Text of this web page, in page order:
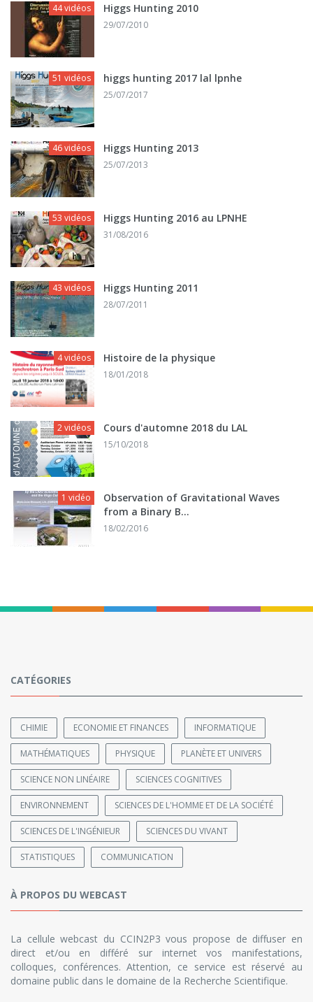
44 vidéos Higgs Hunting 2010
29/07/2010
51 vidéos higgs hunting 2017 lal lpnhe
25/07/2017
46 vidéos Higgs Hunting 2013
25/07/2013
53 vidéos Higgs Hunting 2016 au LPNHE
31/08/2016
43 vidéos Higgs Hunting 2011
28/07/2011
4 vidéos Histoire de la physique
18/01/2018
2 vidéos Cours d'automne 2018 du LAL
15/10/2018
1 vidéo
Observation of Gravitational Waves
from a Binary B...
18/02/2016
CATÉGORIES
CHIMIE ECONOMIE ET FINANCES INFORMATIQUE
MATHÉMATIQUES PHYSIQUE PLANÈTE ET UNIVERS
SCIENCE NON LINÉAIRE SCIENCES COGNITIVES
ENVIRONNEMENT SCIENCES DE L'HOMME ET DE LA SOCIÉTÉ
SCIENCES DE L'INGÉNIEUR SCIENCES DU VIVANT
STATISTIQUES COMMUNICATION
À PROPOS DU WEBCAST
La cellule webcast du CCIN2P3 vous propose de diffuser en
direct et/ou en différé sur internet vos manifestations,
colloques, conférences. Attention, ce service est réservé au
domaine public dans le domaine de la Recherche Scientifique.